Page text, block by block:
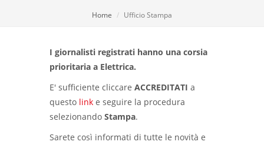
Home Ufficio Stampa
I giornalisti registrati hanno una corsia
prioritaria a Elettrica.
E' sufficiente cliccare ACCREDITATI a
questo link e seguire la procedura
selezionando Stampa.
Sarete così informati di tutte le novità e